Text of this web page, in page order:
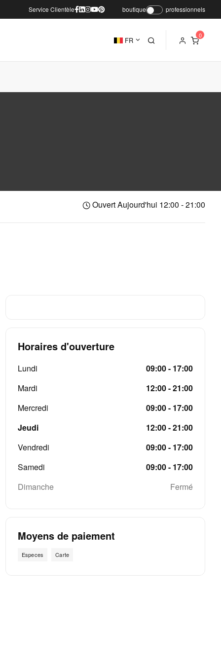
Service Clientèle boutique professionnels
FR
Ouvert Aujourd'hui 12:00 - 21:00
Horaires d'ouverture
Lundi
09:00 - 17:00
Mardi
12:00 - 21:00
Mercredi
09:00 - 17:00
Jeudi
12:00 - 21:00
Vendredi
09:00 - 17:00
Samedi
09:00 - 17:00
Dimanche
Fermé
Moyens de paiement
Especes Carte